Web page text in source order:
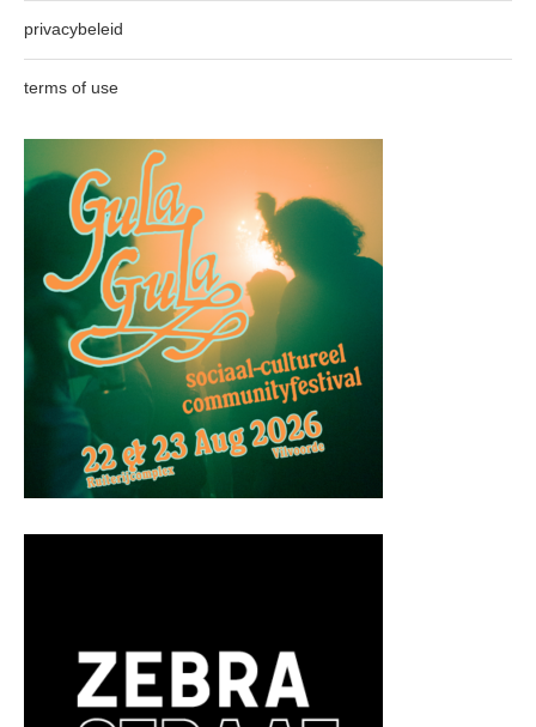
privacybeleid
terms of use